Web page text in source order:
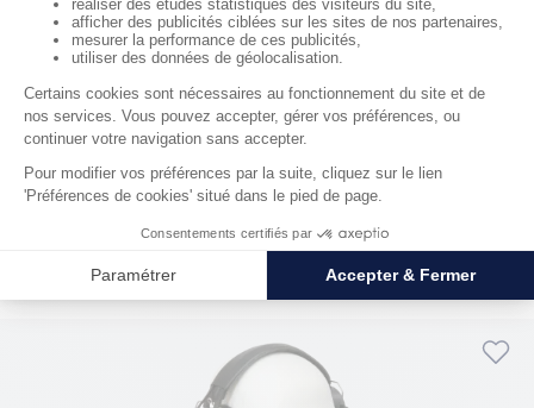
Arceaux anti-bruit -  SNR de 20 dB
13,60 € HT